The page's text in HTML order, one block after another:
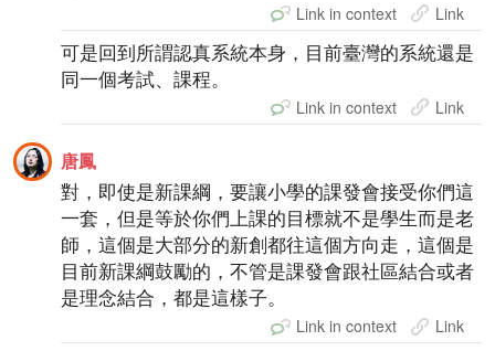
Link in context Link
可是回到所謂認真系統本身，目前臺灣的系統還是
同一個考試、課程。
Link in context Link
唐鳳
對，即使是新課綱，要讓小學的課發會接受你們這
一套，但是等於你們上課的目標就不是學生而是老
師，這個是大部分的新創都往這個方向走，這個是
目前新課綱鼓勵的，不管是課發會跟社區結合或者
是理念結合，都是這樣子。
Link in context Link